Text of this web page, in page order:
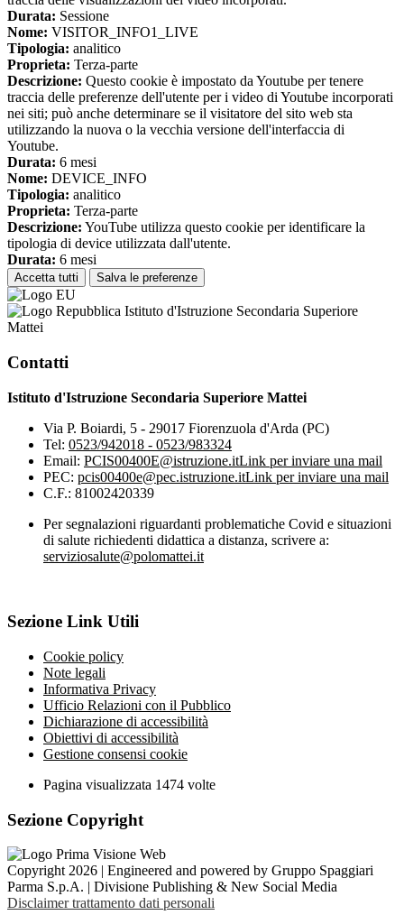
Durata: Sessione
Nome: VISITOR_INFO1_LIVE
Tipologia: analitico
Proprieta: Terza-parte
Descrizione: Questo cookie è impostato da Youtube per tenere
traccia delle preferenze dell'utente per i video di Youtube incorporati
nei siti; può anche determinare se il visitatore del sito web sta
utilizzando la nuova o la vecchia versione dell'interfaccia di
Youtube.
Durata: 6 mesi
Nome: DEVICE_INFO
Tipologia: analitico
Proprieta: Terza-parte
Descrizione: YouTube utilizza questo cookie per identificare la
tipologia di device utilizzata dall'utente.
Durata: 6 mesi
Accetta tutti Salva le preferenze
Istituto d'Istruzione Secondaria Superiore
Mattei
Contatti
Istituto d'Istruzione Secondaria Superiore Mattei
Via P. Boiardi, 5 - 29017 Fiorenzuola d'Arda (PC)
Tel: 0523/942018 - 0523/983324
Email: PCIS00400E@istruzione.itLink per inviare una mail
PEC: pcis00400e@pec.istruzione.itLink per inviare una mail
C.F.: 81002420339
Per segnalazioni riguardanti problematiche Covid e situazioni
di salute richiedenti didattica a distanza, scrivere a:
serviziosalute@polomattei.it
Sezione Link Utili
Cookie policy
Note legali
Informativa Privacy
Ufficio Relazioni con il Pubblico
Dichiarazione di accessibilità
Obiettivi di accessibilità
Gestione consensi cookie
Pagina visualizzata 1474 volte
Sezione Copyright
Copyright 2026 | Engineered and powered by Gruppo Spaggiari
Parma S.p.A. | Divisione Publishing & New Social Media
Disclaimer trattamento dati personali